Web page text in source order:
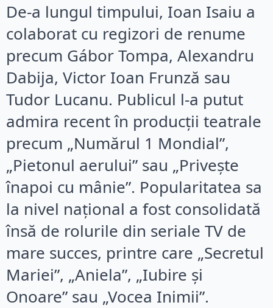
De-a lungul timpului, Ioan Isaiu a
colaborat cu regizori de renume
precum Gábor Tompa, Alexandru
Dabija, Victor Ioan Frunză sau
Tudor Lucanu. Publicul l-a putut
admira recent în producții teatrale
precum „Numărul 1 Mondial”,
„Pietonul aerului” sau „Privește
înapoi cu mânie”. Popularitatea sa
la nivel național a fost consolidată
însă de rolurile din seriale TV de
mare succes, printre care „Secretul
Mariei”, „Aniela”, „Iubire și
Onoare” sau „Vocea Inimii”.